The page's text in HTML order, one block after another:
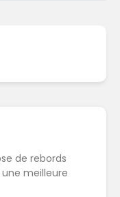
de rebords
meilleure